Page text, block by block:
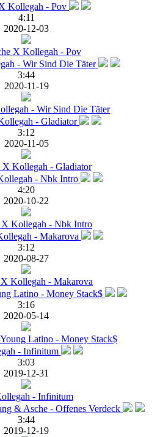
4:11
2020-12-03
X Kollegah - Pov
3:44
2020-11-19
- Wir Sind Die Täter
3:12
2020-11-05
X Kollegah - Gladiator
4:20
2020-10-22
X Kollegah - Nbk Intro
3:12
2020-08-27
Kollegah - Makarova
3:16
2020-05-14
Latino - Money Stack$
3:03
2019-12-31
- Infinitum
3:44
2019-12-19